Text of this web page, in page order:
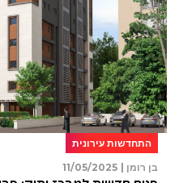
התחדשות עירונית
בן רומן |
11/05/2025